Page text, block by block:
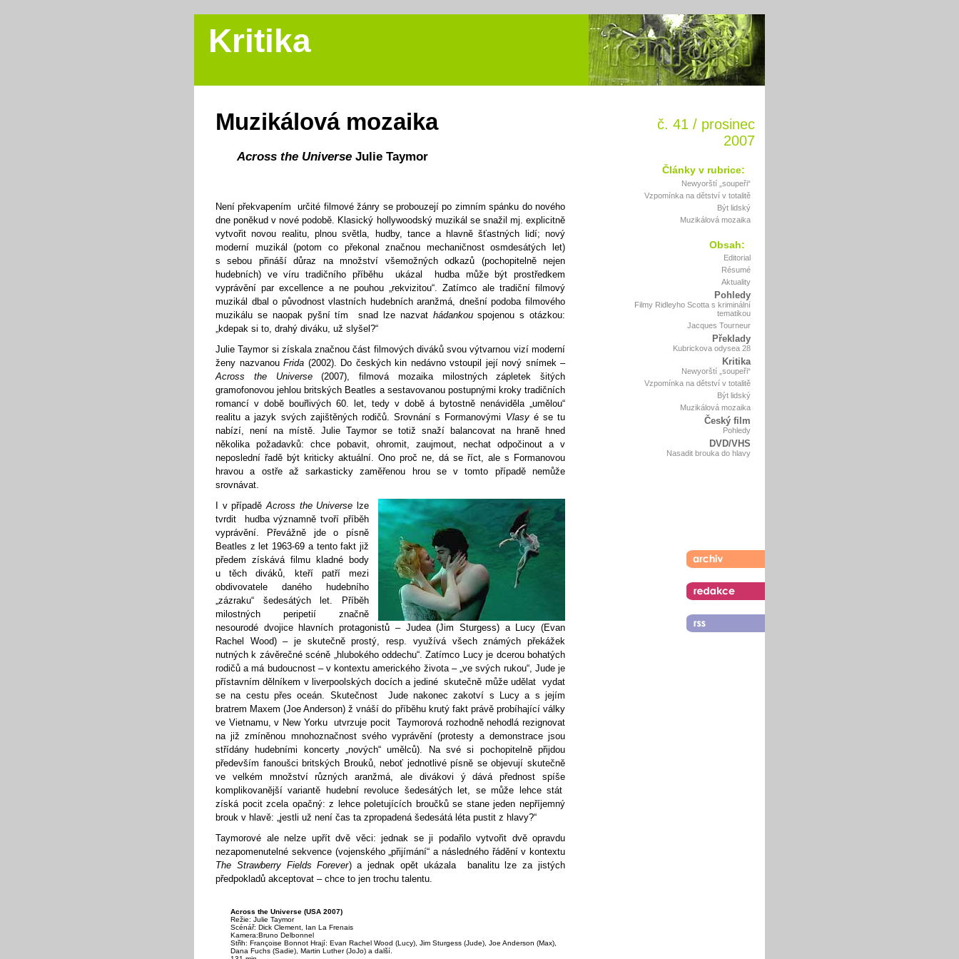
Kritika
Muzikálová mozaika
Across the Universe Julie Taymor
Není překvapením určité filmové žánry se probouzejí po zimním spánku do nového
dne poněkud v nové podobě. Klasický hollywoodský muzikál se snažil mj. explicitně
vytvořit novou realitu, plnou světla, hudby, tance a hlavně šťastných lidí; nový
moderní muzikál (potom co překonal značnou mechaničnost osmdesátých let)
s sebou přináší důraz na množství všemožných odkazů (pochopitelně nejen
hudebních) ve víru tradičního příběhu ukázal hudba může být prostředkem
vyprávění par excellence a ne pouhou „rekvizitou“. Zatímco ale tradiční filmový
muzikál dbal o původnost vlastních hudebních aranžmá, dnešní podoba filmového
muzikálu se naopak pyšní tím snad lze nazvat hádankouspojenou s otázkou:
„kdepak si to, drahý diváku, už slyšel?“
Julie Taymor si získala značnou část filmových diváků svou výtvarnou vizí moderní
ženy nazvanou Frida (2002). Do českých kin nedávno vstoupil její nový snímek –
Across the Universe(2007), filmová mozaika milostných zápletek šitých
gramofonovou jehlou britských Beatles a sestavovanou postupnými kroky tradičních
romancí v době bouřlivých 60. let, tedy v době á bytostně nenáviděla „umělou“
realitu a jazyk svých zajištěných rodičů. Srovnání s Formanovými Vlasyé se tu
nabízí, není na místě. Julie Taymor se totiž snaží balancovat na hraně hned
několika požadavků: chce pobavit, ohromit, zaujmout, nechat odpočinout a v
neposlední řadě být kriticky aktuální. Ono proč ne, dá se říct, ale s Formanovou
hravou a ostře až sarkasticky zaměřenou hrou se v tomto případě nemůže
srovnávat.
I v případěAcross the Universe lze
tvrdit hudba významně tvoří příběh
vyprávění. Převážně jde o písně
Beatles z let 1963-69 a tento fakt již
předem získává filmu kladné body
u těch diváků, kteří patří mezi
obdivovatele daného hudebního
„zázraku“ šedesátých let. Příběh
milostných peripetií značně
nesourodé dvojice hlavních protagonistů – Judea (Jim Sturgess) a Lucy (Evan
Rachel Wood) – je skutečně prostý, resp. využívá všech známých překážek
nutných k závěrečné scéně „hlubokého oddechu“. Zatímco Lucy je dcerou bohatých
rodičů a má budoucnost – v kontextu amerického života – „ve svých rukou“, Jude je
přístavním dělníkem v liverpoolských docích a jediné skutečně může udělat vydat
se na cestu přes oceán. Skutečnost Jude nakonec zakotví s Lucy a s jejím
bratrem Maxem (Joe Anderson) ž vnáší do příběhu krutý fakt právě probíhající války
ve Vietnamu, v New Yorku utvrzuje pocit Taymorová rozhodně nehodlá rezignovat
na již zmíněnou mnohoznačnost svého vyprávění (protesty a demonstrace jsou
střídány hudebními koncerty „nových“ umělců). Na své si pochopitelně přijdou
především fanoušci britských Brouků, neboť jednotlivé písně se objevují skutečně
ve velkém množství různých aranžmá, ale divákovi ý dává přednost spíše
komplikovanější variantě hudební revoluce šedesátých let, se může lehce stát
získá pocit zcela opačný: z lehce poletujících broučků se stane jeden nepříjemný
brouk v hlavě: „jestli už není čas ta zpropadená šedesátá léta pustit z hlavy?“
Taymorové ale nelze upřít dvě věci: jednak se ji podařilo vytvořit dvě opravdu
nezapomenutelné sekvence (vojenského „přijímání“ a následného řádění v kontextu
The Strawberry Fields Forever) a jednak opět ukázala banalitu lze za jistých
předpokladů akceptovat – chce to jen trochu talentu.
Across the Universe (USA 2007)
Režie: Julie Taymor
Scénář: Dick Clement, Ian La Frenais
Kamera:Bruno Delbonnel
Střih: Françoise Bonnot Hrají: Evan Rachel Wood (Lucy), Jim Sturgess (Jude), Joe Anderson (Max),
Dana Fuchs (Sadie), Martin Luther (JoJo) a další.
č. 41 / prosinec
2007
Články v rubrice:
Newyorští „soupeři“
Vzpomínka na dětství v totalitě
Být lidský
Muzikálová mozaika
Obsah:
Editorial
Résumé
Aktuality
Pohledy
Filmy Ridleyho Scotta s kriminální
tematikou
Jacques Tourneur
Překlady
Kubrickova odysea 28
Kritika
Newyorští „soupeři“
Vzpomínka na dětství v totalitě
Být lidský
Muzikálová mozaika
Český film
Pohledy
DVD/VHS
Nasadit brouka do hlavy